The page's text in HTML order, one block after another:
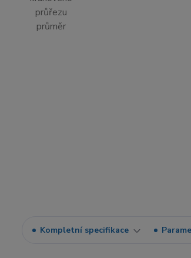
Kompletní specifikace